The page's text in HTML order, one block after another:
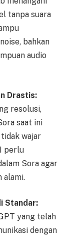
tanpa suara
bahkan
audio
Drastis:
resolusi,
saat ini
wajar
perlu
Sora agar
alami.
Standar:
yang telah
dengan